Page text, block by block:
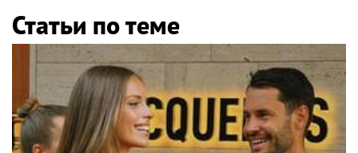
Статьи по теме